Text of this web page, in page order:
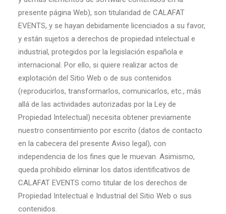
presente página Web), son titularidad de CALAFAT
EVENTS, y se hayan debidamente licenciados a su favor,
y están sujetos a derechos de propiedad intelectual e
industrial, protegidos por la legislación española e
internacional. Por ello, si quiere realizar actos de
explotación del Sitio Web o de sus contenidos
(reproducirlos, transformarlos, comunicarlos, etc., más
allá de las actividades autorizadas por la Ley de
Propiedad Intelectual) necesita obtener previamente
nuestro consentimiento por escrito (datos de contacto
en la cabecera del presente Aviso legal), con
independencia de los fines que le muevan. Asimismo,
queda prohibido eliminar los datos identificativos de
CALAFAT EVENTS como titular de los derechos de
Propiedad Intelectual e Industrial del Sitio Web o sus
contenidos.